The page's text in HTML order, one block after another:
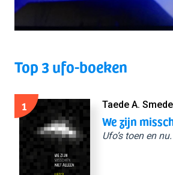
Top 3 ufo-boeken
1 Taede A.
We zijn
Ufo’s toen en nu.